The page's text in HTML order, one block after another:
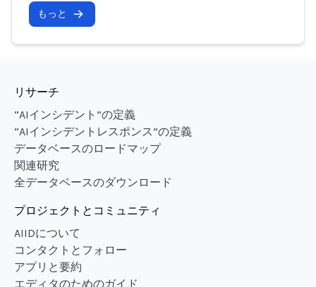
もっと
リサーチ
“AIインシデント”の定義
“AIインシデントレスポンス”の定義
データベースのロードマップ
関連研究
全データベースのダウンロード
プロジェクトとコミュニティ
AIIDについて
コンタクトとフォロー
アプリと要約
エディタのためのガイド